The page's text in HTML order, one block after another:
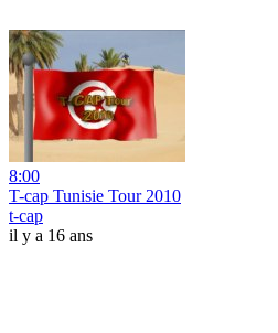
8:00
T-cap Tunisie Tour 2010
t-cap
il y a 16 ans